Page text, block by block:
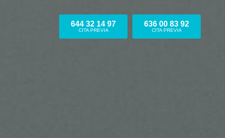
644 32 14 97
CITA PREVIA
636 00 83 92
CITA PREVIA